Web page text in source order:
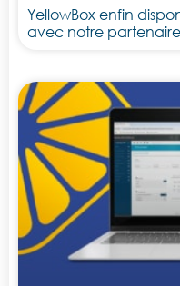
YellowBox enfin
avec notre partenaire